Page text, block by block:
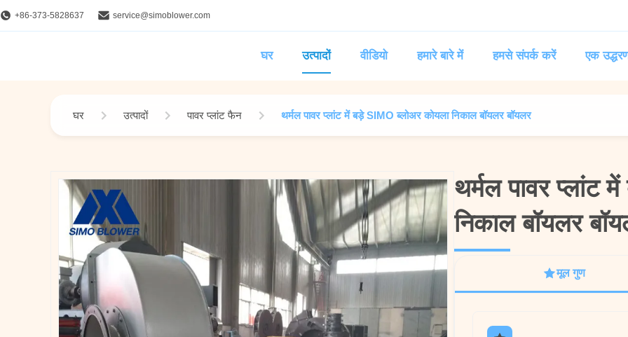
+86-373-5828637 service@simoblower.com
घर उत्पादों वीडियो हमारे बारे में हमसे संपर्क करें एक
घर उत्पादों पावर प्लांट फैन थर्मल पावर प्लांट में बड़े SIMO ब्लोअर कोयला निकाल बॉयलर बॉयलर
थर्मल पावर प्लांट
निकाल बॉयलर
थर्मल पावर प्लांट
निकाल बॉयलर
मूल गुण